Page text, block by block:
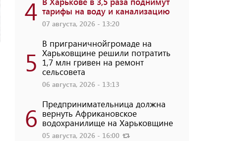
4 тарифы на воду и канализацию
07 августа, 2026 - 13:20
5
В приграничнойгромаде на
Харьковщине решили потратить
1,7 млн ​​гривен на ремонт
сельсовета
06 августа, 2026 - 13:13
6 Предпринимательница должна
вернуть Африкановское
водохранилище на Харьковщине
05 августа, 2026 - 16:00